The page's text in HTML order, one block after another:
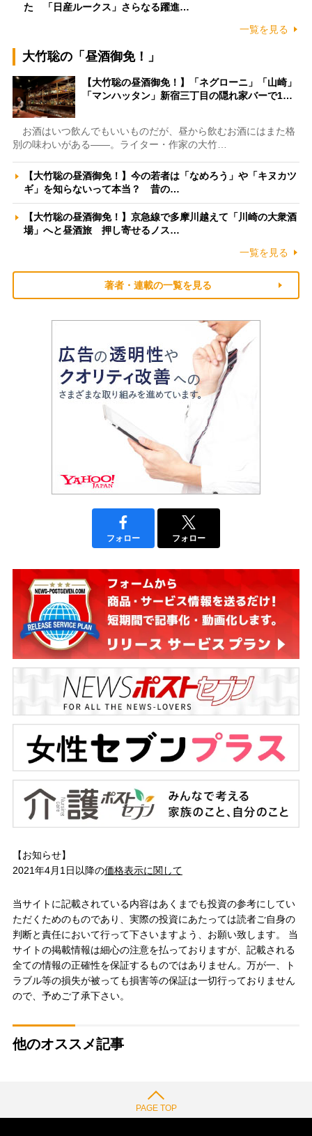
た 「日産ルークス」さらなる躍進…
一覧を見る
大竹聡の「昼酒御免！」
【大竹聡の昼酒御免！】「ネグローニ」「山崎」
「マンハッタン」新宿三丁目の隠れ家バーで1…
お酒はいつ飲んでもいいものだが、昼から飲むお酒にはまた格
別の味わいがある――。ライター・作家の大竹…
【大竹聡の昼酒御免！】今の若者は「なめろう」や「キヌカツ
ギ」を知らないって本当？ 昔の…
【大竹聡の昼酒御免！】京急線で多摩川越えて「川崎の大衆酒
場」へと昼酒旅 押し寄せるノス…
一覧を見る
著者・連載の一覧を見る
フォロー フォロー
【お知らせ】
2021年4月1日以降の価格表示に関して
当サイトに記載されている内容はあくまでも投資の参考にしてい
ただくためのものであり、実際の投資にあたっては読者ご自身の
判断と責任において行って下さいますよう、お願い致します。 当
サイトの掲載情報は細心の注意を払っておりますが、記載される
全ての情報の正確性を保証するものではありません。万が一、ト
ラブル等の損失が被っても損害等の保証は一切行っておりません
ので、予めご了承下さい。
他のオススメ記事
PAGE TOP